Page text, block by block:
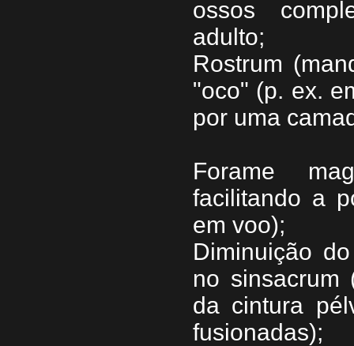
ossos
adulto;
Rostrum
"oco" (p. ex.
por uma
Forame
facilitando a
em voo);
Diminuição
no sinsacrum
da cintura
fusionadas);